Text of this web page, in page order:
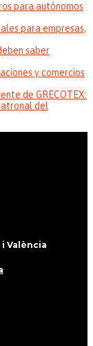
para autónomos
para empresas,
saber
y comercios
de GRECOTEX:
del
València